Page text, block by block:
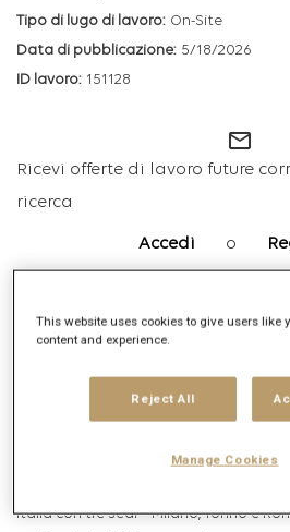
On-Site
5/18/2026
151128
mail_outline
Ricevi offerte di lavoro future
ricerca
Accedi o
Descrizione posizione lavorativa
Descrizione dell'azienda
Fondata nel 1926 da Marcel Bleustein-
Italia con tre sedi – Milano, Torino e
This website uses cookies to give users like
content and experience.
Reject All
Manage Cookies